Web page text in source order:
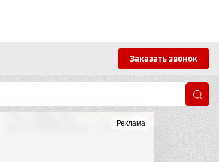
Заказать звонок
Реклама